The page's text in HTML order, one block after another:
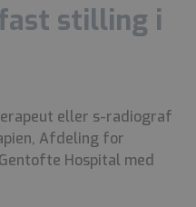
stilling i
eller s-radiograf
Afdeling for
Hospital med